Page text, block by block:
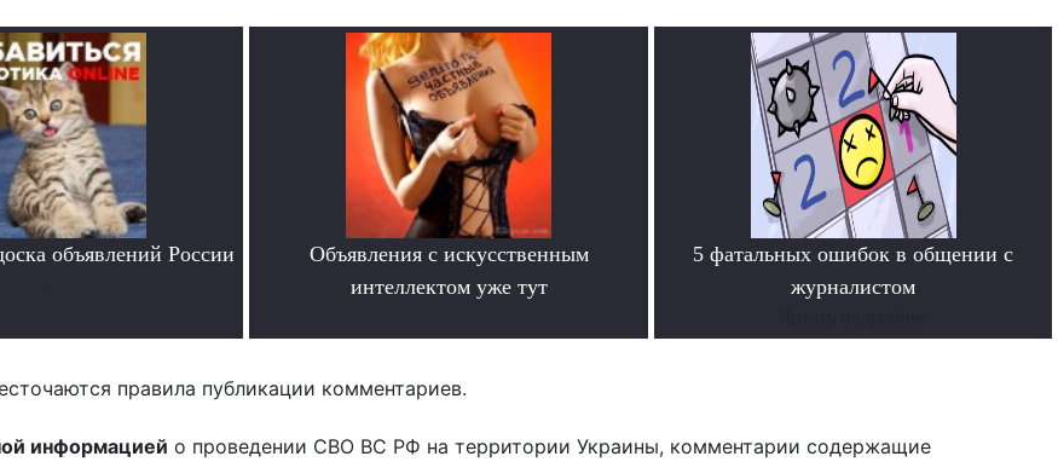
объявлений России
Объявления с искусственным
интеллектом уже тут
5 фатальных ошибок в общении с
журналистом
правила публикации комментариев.
информацией о проведении СВО ВС РФ на территории Украины, комментарии содержащие